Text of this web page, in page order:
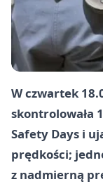
W czwartek
skontrolowała
Safety Days i
prędkości;
z nadmierną